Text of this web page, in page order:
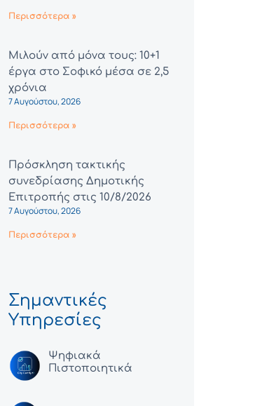
Περισσότερα »
Μιλούν από μόνα τους: 10+1
έργα στο Σοφικό μέσα σε 2,5
χρόνια
7 Αυγούστου, 2026
Περισσότερα »
Πρόσκληση τακτικής
συνεδρίασης Δημοτικής
Επιτροπής στις 10/8/2026
7 Αυγούστου, 2026
Περισσότερα »
Σημαντικές
Υπηρεσίες
Ψηφιακά
Πιστοποιητικά